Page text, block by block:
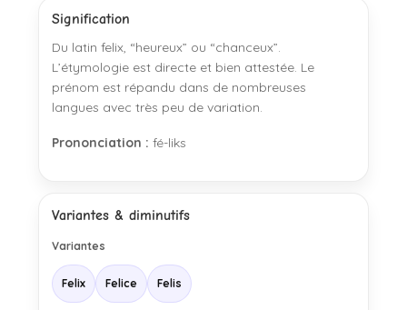
Signification
Du latin felix, “heureux” ou “chanceux”.
L’étymologie est directe et bien attestée. Le
prénom est répandu dans de nombreuses
langues avec très peu de variation.
Prononciation : fé-liks
Variantes & diminutifs
Variantes
Felix Felice Felis